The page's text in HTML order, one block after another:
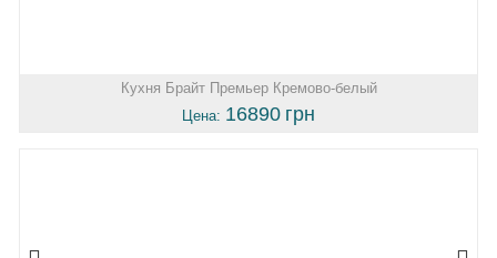
Кухня Брайт Премьер Кремово-белый
Цена: 16890 грн